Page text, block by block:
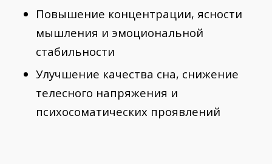
Повышение концентрации, ясности
мышления и эмоциональной
стабильности
Улучшение качества сна, снижение
телесного напряжения и
психосоматических проявлений